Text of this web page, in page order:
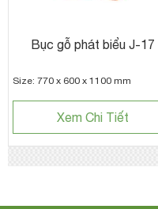
Bục gỗ phát biểu J-17
Size: 770 x 600 x 1100 mm
Xem Chi Tiết